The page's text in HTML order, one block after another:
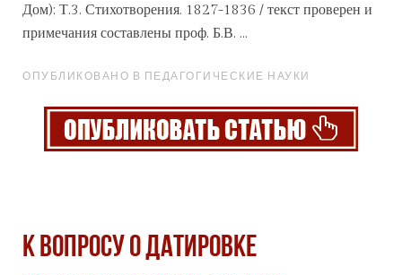
Дом); Т.3. Стихотворения. 1827-1836 / текст проверен и
примечания составлены проф. Б.В. ...
ОПУБЛИКОВАНО В ПЕДАГОГИЧЕСКИЕ НАУКИ
К ВОПРОСУ О ДАТИРОВКЕ